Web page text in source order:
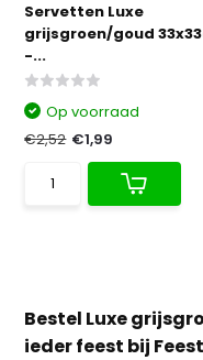
Servetten Luxe
grijsgroen/goud
-...
Op voorraad
€2,52 €1,99
Bestel Luxe
ieder feest bij